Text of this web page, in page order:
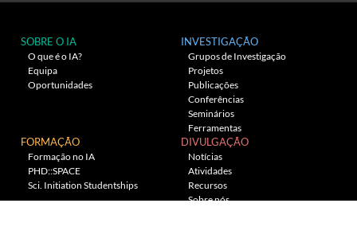
SOBRE O IA
O que é o IA?
Equipa
Oportunidades
INVESTIGAÇÃO
Grupos de Investigação
Projetos
Publicações
Conferências
Seminários
Ferramentas
FORMAÇÃO
Formação no IA
PHD::SPACE
Sci. Initiation Studentships
DIVULGAÇÃO
Notícias
Atividades
Recursos
Sobre nós